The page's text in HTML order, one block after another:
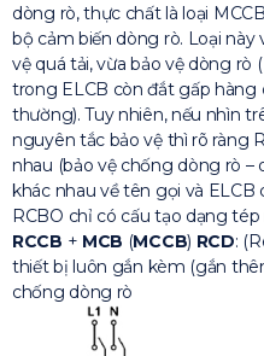
dòng rò, thực chất là loại
bộ cảm biến dòng rò. Loại này
vệ quá tải, vừa bảo vệ dòng rò
trong ELCB còn đắt gấp hàng
thường). Tuy nhiên, nếu nhìn
nguyên tắc bảo vệ thì rõ ràng
nhau (bảo vệ chống dòng rò
khác nhau về tên gọi và ELCB
RCBO chỉ có cấu tạo dạng tép
RCCB + MCB (MCCB) RCD:
thiết bị luôn gắn kèm (gắn
chống dòng rò